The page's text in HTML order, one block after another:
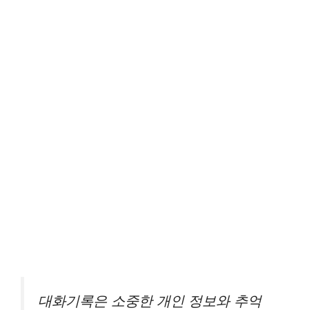
대화기록은 소중한 개인 정보와 추억